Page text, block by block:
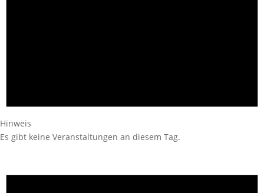
Hinweis
Es gibt keine Veranstaltungen an diesem Tag.